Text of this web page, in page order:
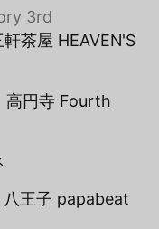
3rd
軒茶屋 HEAVEN'S
高円寺 Fourth
八王子 papabeat